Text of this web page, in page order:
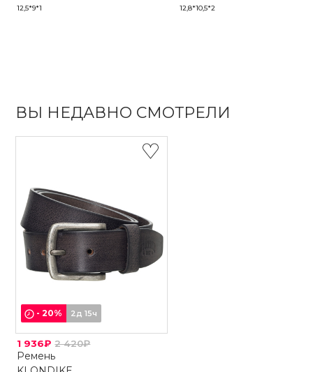
12,5*9*1 12,8*10,5*2
ВЫ НЕДАВНО СМОТРЕЛИ
-20% 2д 15ч
1 936₽ 2 420₽
Ремень